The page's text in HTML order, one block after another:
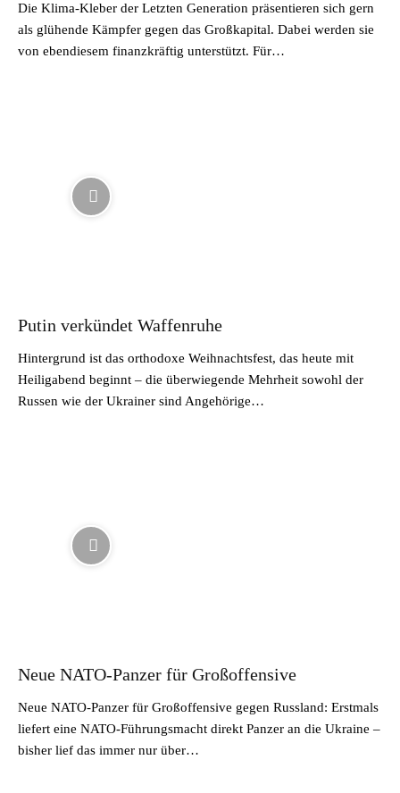
Die Klima-Kleber der Letzten Generation präsentieren sich gern
als glühende Kämpfer gegen das Großkapital. Dabei werden sie
von ebendiesem finanzkräftig unterstützt. Für…
Putin verkündet Waffenruhe
Hintergrund ist das orthodoxe Weihnachtsfest, das heute mit
Heiligabend beginnt – die überwiegende Mehrheit sowohl der
Russen wie der Ukrainer sind Angehörige…
Neue NATO-Panzer für Großoffensive
Neue NATO-Panzer für Großoffensive gegen Russland: Erstmals
liefert eine NATO-Führungsmacht direkt Panzer an die Ukraine –
bisher lief das immer nur über…